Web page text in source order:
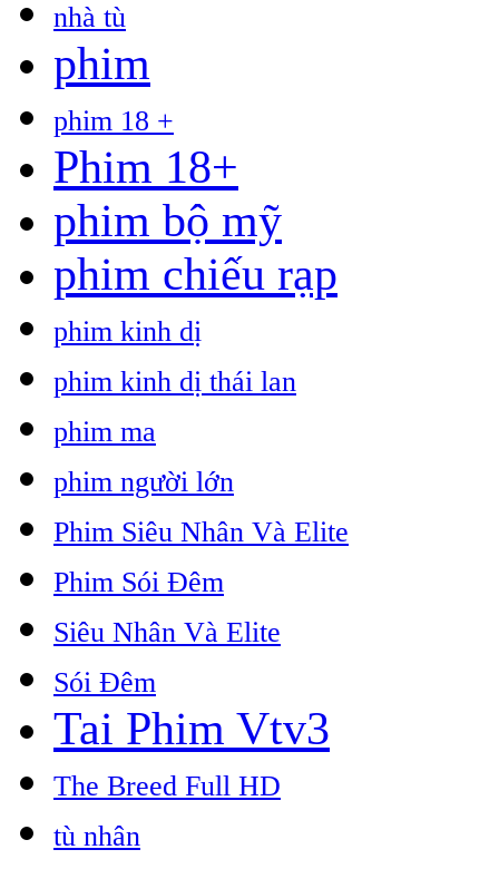
nhà tù
phim
phim 18 +
Phim 18+
phim bộ mỹ
phim chiếu rạp
phim kinh dị
phim kinh dị thái lan
phim ma
phim người lớn
Phim Siêu Nhân Và Elite
Phim Sói Đêm
Siêu Nhân Và Elite
Sói Đêm
Tai Phim Vtv3
The Breed Full HD
tù nhân